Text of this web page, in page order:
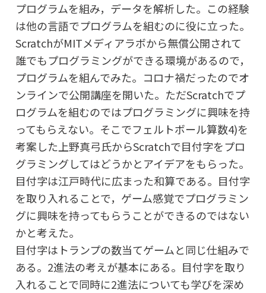
プログラムを組み，データを解析した。この経験
は他の言語でプログラムを組むのに役に立った。
ScratchがMITメディアラボから無償公開されて
誰でもプログラミングができる環境があるので，
プログラムを組んでみた。コロナ禍だったのでオ
ンラインで公開講座を開いた。ただScratchでプ
ログラムを組むのではプログラミングに興味を持
ってもらえない。そこでフェルトボール算数4)を
考案した上野真弓氏からScratchで目付字をプロ
グラミングしてはどうかとアイデアをもらった。
目付字は江戸時代に広まった和算である。目付字
を取り入れることで，ゲーム感覚でプログラミン
グに興味を持ってもらうことができるのではない
かと考えた。
目付字はトランプの数当てゲームと同じ仕組みで
ある。2進法の考えが基本にある。目付字を取り
入れることで同時に2進法についても学びを深め